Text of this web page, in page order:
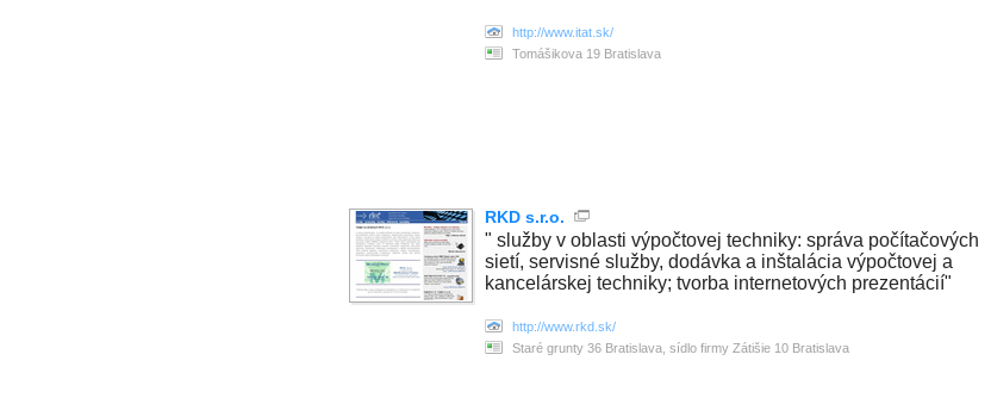
http://www.itat.sk/
Tomášikova 19 Bratislava
RKD s.r.o.
" služby v oblasti výpočtovej techniky: správa počítačových
sietí, servisné služby, dodávka a inštalácia výpočtovej a
kancelárskej techniky; tvorba internetových prezentácií"
http://www.rkd.sk/
Staré grunty 36 Bratislava, sídlo firmy Zátišie 10 Bratislava